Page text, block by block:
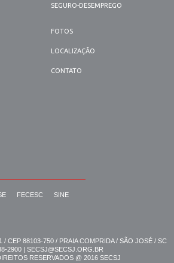
SEGURO-DESEMPREGO
FOTOS
LOCALIZAÇÃO
CONTATO
FECESC SINE
/ CEP 88103-750 / PRAIA COMPRIDA / SÃO JOSÉ / SC
2900 | SECSJ@SECSJ.ORG.BR
RESERVADOS @ 2016 SECSJ